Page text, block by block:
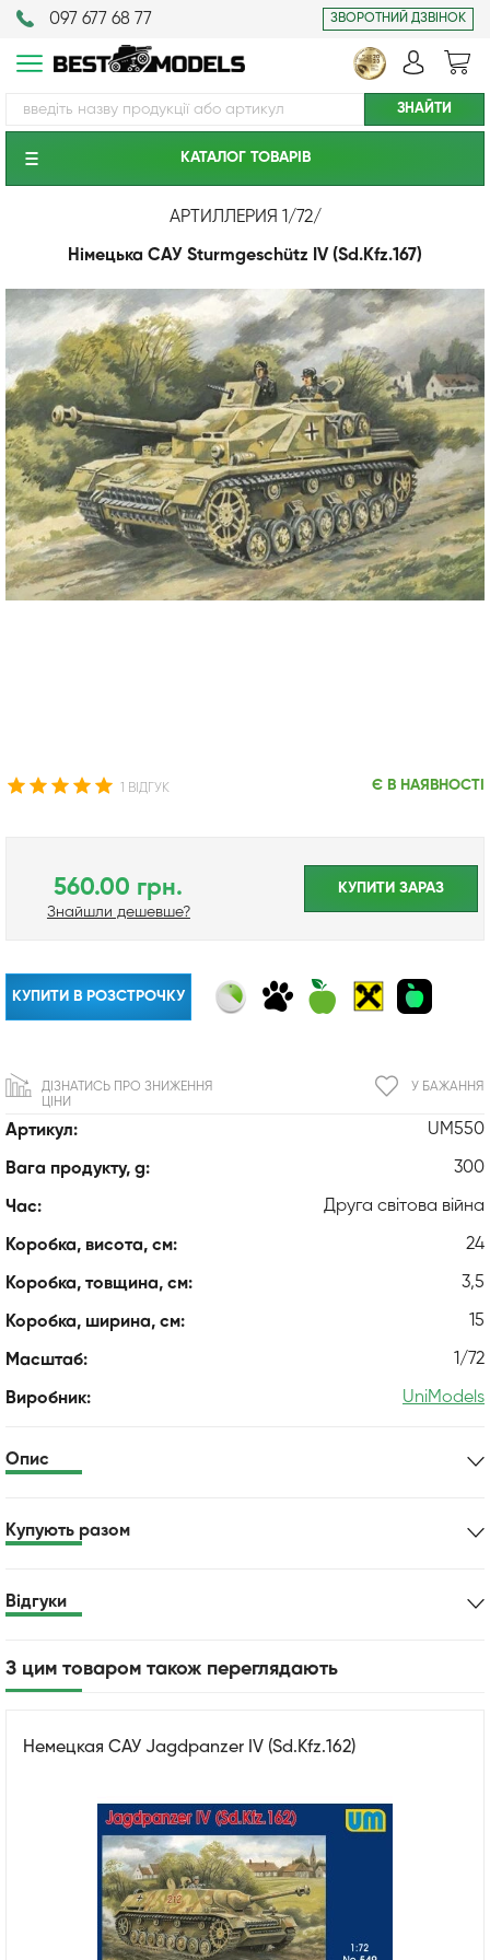
097 677 68 77 ЗВОРОТНИЙ ДЗВІНОК
КАТАЛОГ ТОВАРIВ
АРТИЛЛЕРИЯ 1/72/
Німецька САУ Sturmgeschütz IV (Sd.Kfz.167)
1 ВІДГУК Є В НАЯВНОСТІ
Артикул: UM550
Вага продукту, g: 300
Час: Друга світова війна
Коробка, висота, см: 24
Коробка, товщина, см: 3,5
Коробка, ширина, см: 15
Масштаб: 1/72
Виробник: UniModels
560.00 грн.
Знайшли дешевше?
КУПИТИ ЗАРАЗ
КУПИТИ В РОЗСТРОЧКУ
У БАЖАННЯ
ДІЗНАТИСЬ ПРО ЗНИЖЕННЯ
ЦІНИ
Опис
Купують разом
Відгуки
З цим товаром також переглядають
Немецкая САУ Jagdpanzer IV (Sd.Kfz.162)